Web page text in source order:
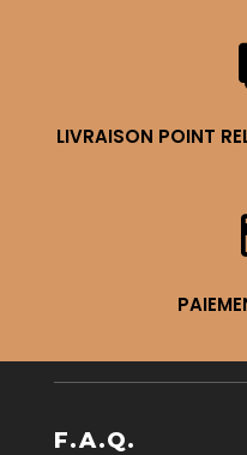
LIVRAISON POINT
F.A.Q.